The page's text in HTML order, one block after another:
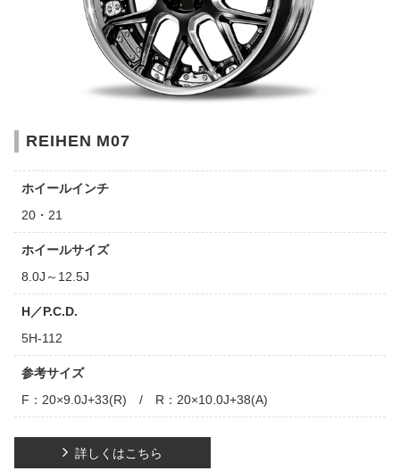
REIHEN M07
ホイールインチ
20・21
ホイールサイズ
8.0J～12.5J
H／P.C.D.
5H-112
参考サイズ
F：20×9.0J+33(R) / R：20×10.0J+38(A)
詳しくはこちら